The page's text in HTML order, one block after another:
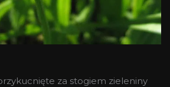
za stogiem zieleniny